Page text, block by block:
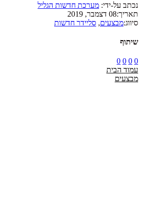
נכתב על-ידי: מערכת חדשות הגליל
תאריך:08 דצמבר, 2019
סיווג:מבצעים, סליידר חדשות
שיתוף
0
0
0
0
עמוד הבית
מבצעים